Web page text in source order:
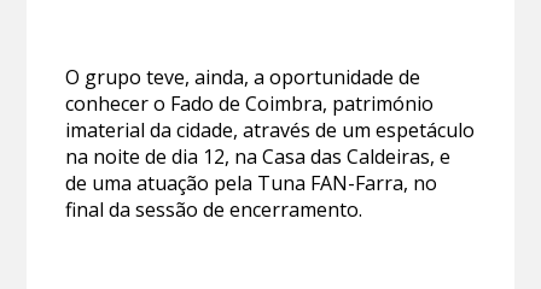
O grupo teve, ainda, a oportunidade de
conhecer o Fado de Coimbra, património
imaterial da cidade, através de um espetáculo
na noite de dia 12, na Casa das Caldeiras, e
de uma atuação pela Tuna FAN-Farra, no
final da sessão de encerramento.